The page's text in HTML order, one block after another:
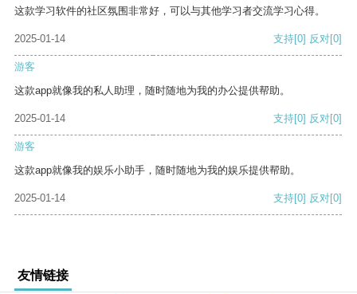
这款学习软件的社区氛围非常好，可以与其他学习者交流学习心得。
2025-01-14 支持[0] 反对[0]
游客
这款app就像我的私人助理，随时随地为我的办公提供帮助。
2025-01-14 支持[0] 反对[0]
游客
这款app就像我的娱乐小助手，随时随地为我的娱乐提供帮助。
2025-01-14 支持[0] 反对[0]
友情链接